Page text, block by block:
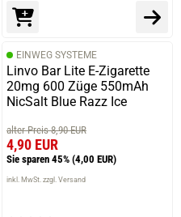
EINWEG SYSTEME
Linvo Bar Lite E-Zigarette
20mg 600 Züge 550mAh
NicSalt Blue Razz Ice
alter Preis 8,90 EUR
4,90 EUR
Sie sparen 45% (4,00 EUR)
inkl. MwSt. zzgl. Versand